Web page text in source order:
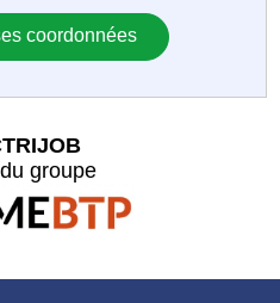
coordonnées
groupe